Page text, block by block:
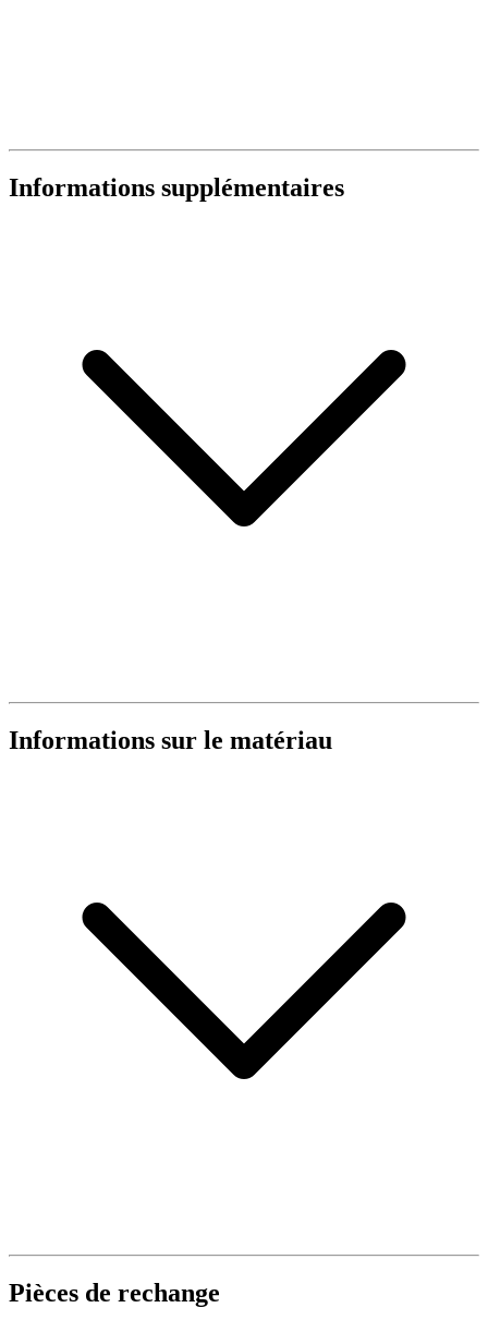
Informations supplémentaires
Informations sur le matériau
Pièces de rechange